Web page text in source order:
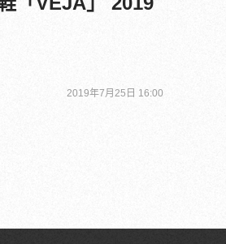
2019年7月25日 16:00